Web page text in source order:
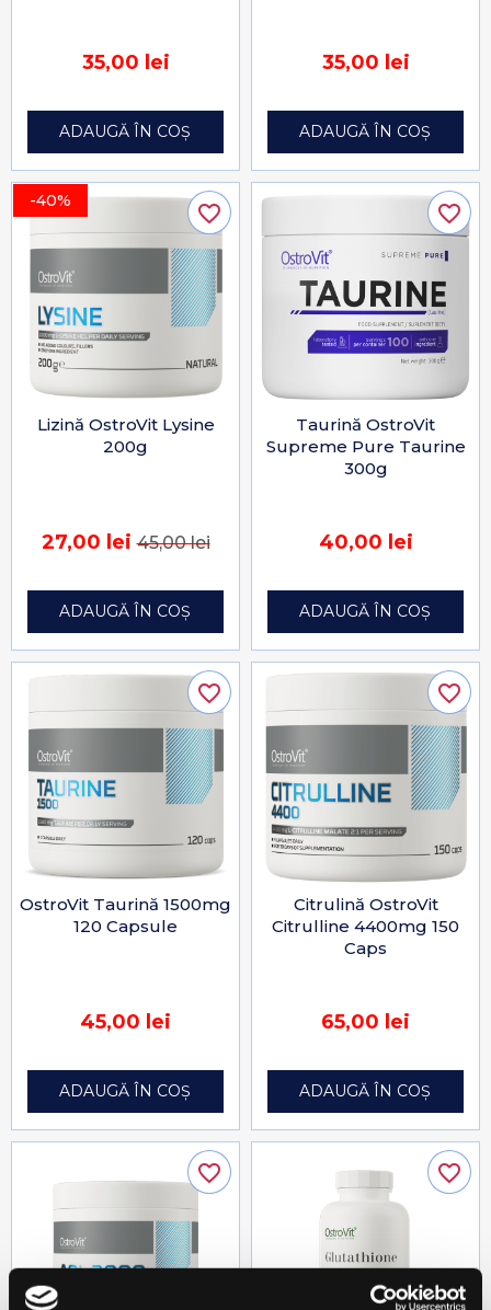
35,00 lei
ADAUGĂ ÎN COȘ
35,00 lei
ADAUGĂ ÎN COȘ
-40%
Lizină OstroVit Lysine
200g
27,00 lei45,00 lei
ADAUGĂ ÎN COȘ
favorite_border
Taurină OstroVit
Supreme Pure Taurine
300g
40,00 lei
ADAUGĂ ÎN COȘ
favorite_border
OstroVit Taurină 1500mg
120 Capsule
45,00 lei
ADAUGĂ ÎN COȘ
favorite_border
Citrulină OstroVit
Citrulline 4400mg 150
Caps
65,00 lei
ADAUGĂ ÎN COȘ
favorite_border
favorite_border favorite_border